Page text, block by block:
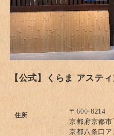
【公式】くらま アステ
住所
〒600-8214
京都府京都
京都八条口